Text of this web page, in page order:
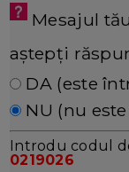
Mesajul
aștepți
DA (este
NU (nu
Introdu codul
0219026